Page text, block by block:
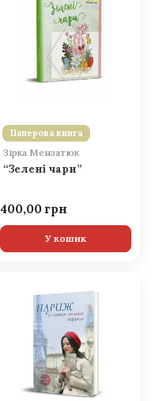
Паперова книга
Зірка Мензатюк
“Зелені чари”
400,00
У кошик